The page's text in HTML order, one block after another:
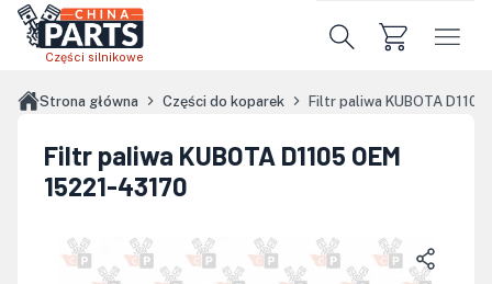
Przejdź do treści głównej
Części silnikowe
Strona główna Części do koparek Filtr paliwa KUBOTA
Filtr paliwa KUBOTA D1105 OEM
15221-43170